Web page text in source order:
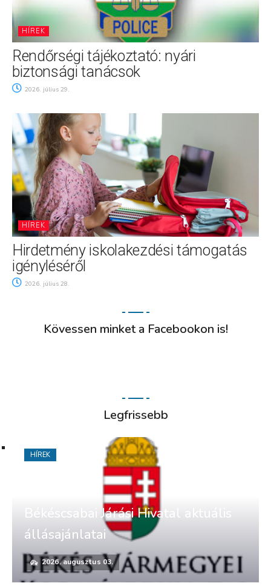
HÍREK
Rendőrségi tájékoztató: nyári
biztonsági tanácsok
2026. július 29.
HÍREK
Hirdetmény iskolakezdési támogatás
igényléséről
2026. július 28.
Kövessen minket a Facebookon is!
Legfrissebb
Békéscsabai Járási Hivatal aktuális
állásajánlatai
2026. augusztus 03.
HÍREK